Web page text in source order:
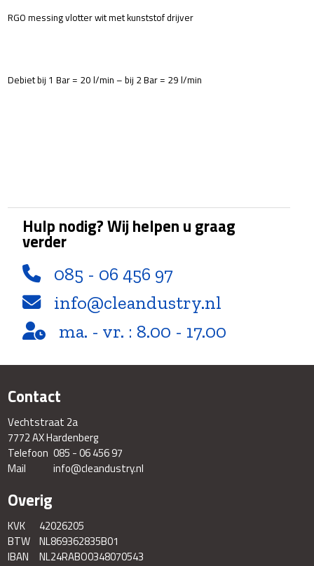
RGO messing vlotter wit met kunststof drijver
Debiet bij 1 Bar = 20 l/min – bij 2 Bar = 29 l/min
Hulp nodig? Wij helpen u graag
verder
085 - 06 456 97
info@cleandustry.nl
ma. - vr. : 8.00 - 17.00
Contact
Vechtstraat 2a
7772 AX Hardenberg
Telefoon 085 - 06 456 97
Mail
info@cleandustry.nl
Overig
KVK
42026205
BTW NL869362835B01
IBAN
NL24RABO0348070543